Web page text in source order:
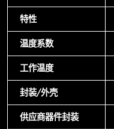
特性
温度系数
工作温度
封装/外壳
供应商器件封装